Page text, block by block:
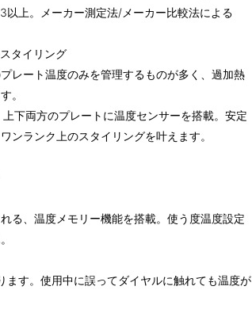
上。メーカー測定法/メーカー比較法による
タイリング
レート温度のみを管理するものが多く、過加熱
。
下両方のプレートに温度センサーを搭載。安定
ンランク上のスタイリングを叶えます。
る、温度メモリー機能を搭載。使う度温度設定
ます。使用中に誤ってダイヤルに触れても温度が